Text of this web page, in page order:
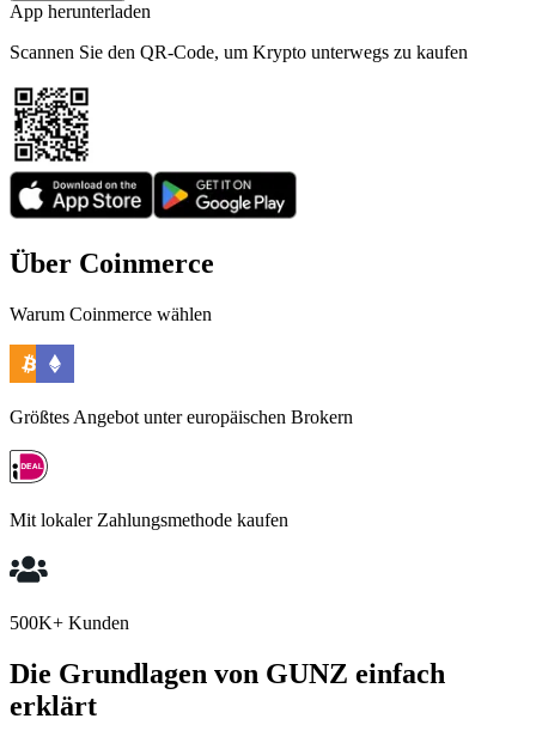
App herunterladen
Scannen Sie den QR-Code, um Krypto unterwegs zu kaufen
Über Coinmerce
Warum Coinmerce wählen
Größtes Angebot unter europäischen Brokern
Mit lokaler Zahlungsmethode kaufen
500K+ Kunden
Die Grundlagen von GUNZ einfach
erklärt